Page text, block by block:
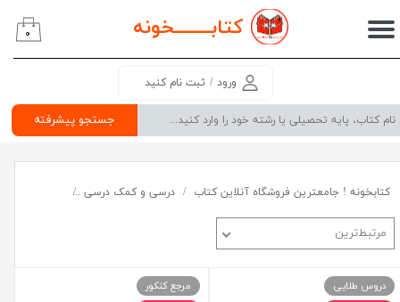
کتابــــــــخونه
جستجو پیشرفته
ورود / ثبت نام کنید
حساب کاربری من
سفارشات
خروج از حساب کاربری
۰
کتابخونه ! جامعترین فروشگاه آنلاین کتاب درسی و کمک درسی
مرتبط‌ترین
دروس طلایی
مرجع کنکور